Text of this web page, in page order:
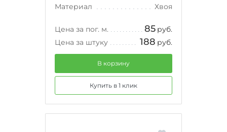
Материал
Хвоя
Цена за пог. м. 85 руб.
Цена за штуку
188 руб.
В корзину
Купить в 1 клик